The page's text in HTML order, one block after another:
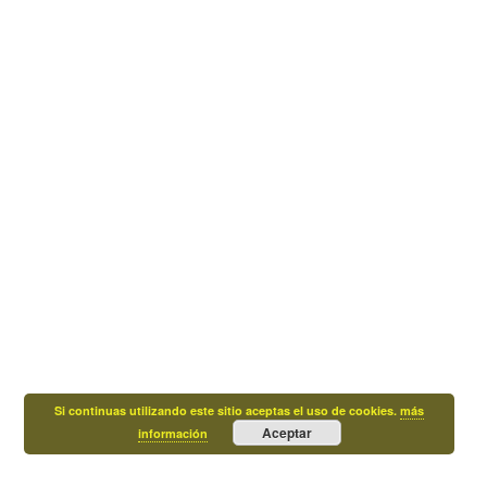
Si continuas utilizando este sitio aceptas el uso de cookies.más
información
Aceptar